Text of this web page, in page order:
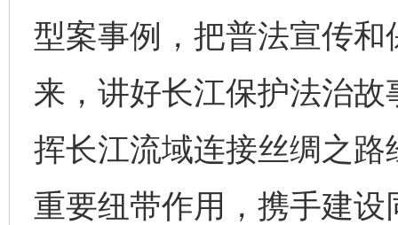
型案事例，把普法宣传
来，讲好长江保护法治
挥长江流域连接丝绸之
重要纽带作用，携手建